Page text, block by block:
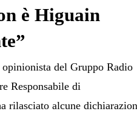
è Higuain
del Gruppo Radio
Responsabile di
rilasciato alcune